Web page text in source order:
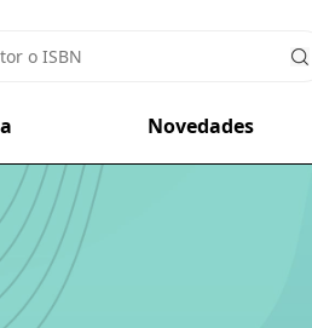
Novedades